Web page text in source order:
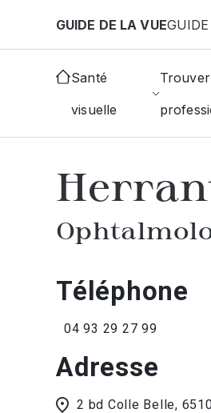
GUIDE DE LA VUE
Santé
visuelle
Accueil Annuaire des
Téléphone
04 93 29 27 99
Adresse
2 bd Colle Belle,